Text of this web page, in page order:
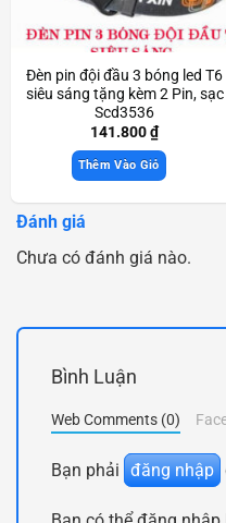
Đèn pin đội đầu 3 bóng led T6
siêu sáng tặng kèm 2 Pin, sạc
Scd3536
141.800₫
Thêm Vào Giỏ
Đánh giá
Chưa có đánh giá nào.
Bình Luận
Web Comments (0)
Bạn phải đăng nhập